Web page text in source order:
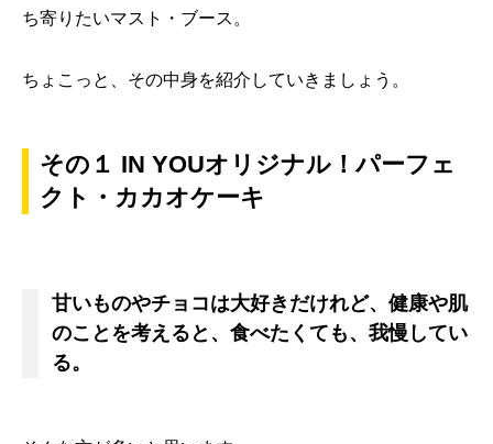
ち寄りたいマスト・ブース。
ちょこっと、その中身を紹介していきましょう。
その１ IN YOUオリジナル！パーフェ
クト・カカオケーキ
甘いものやチョコは大好きだけれど、健康や肌
のことを考えると、食べたくても、我慢してい
る。